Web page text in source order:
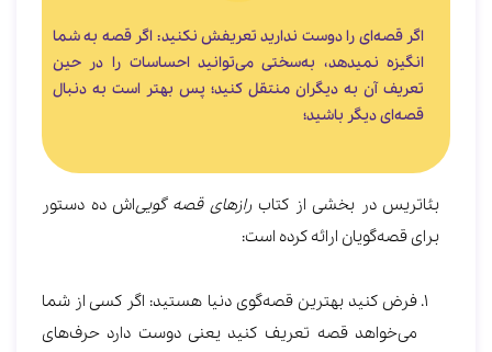
اگر قصه‌ای را دوست ندارید تعریفش نکنید: اگر قصه به شما
انگیزه نمی‎دهد، به‎‌سختی می‎‌توانید احساسات را در حین
تعریف آن به دیگران منتقل کنید؛ پس بهتر است به دنبال
قصه‌ای دیگر باشید؛
بئاتریس در بخشی از کتابرازهای قصه گویی‌اش ده دستور
برای قصه‌گویان ارائه کرده است:
فرض کنید بهترین قصه‌گوی دنیا هستید: اگر کسی از شما
می‌خواهد قصه تعریف کنید یعنی دوست دارد حرف‌های